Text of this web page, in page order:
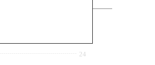
24